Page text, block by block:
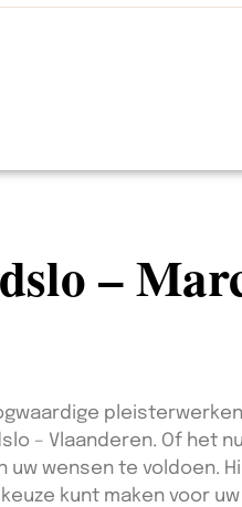
–
– Vlaanderen. Of het
wensen te voldoen.
kunt maken voor